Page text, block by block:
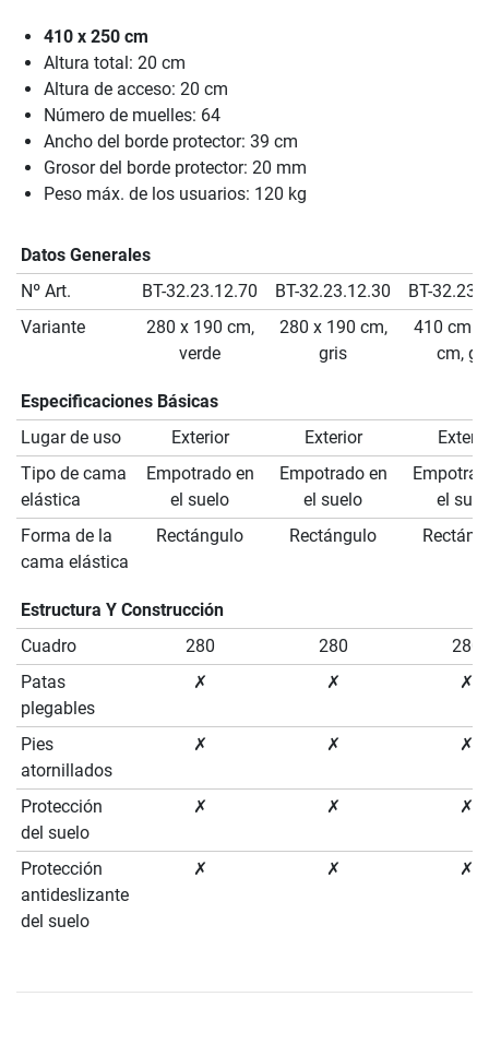
410 x 250 cm
Altura total: 20 cm
Altura de acceso: 20 cm
Número de muelles: 64
Ancho del borde protector: 39 cm
Grosor del borde protector: 20 mm
Peso máx. de los usuarios: 120 kg
Datos Generales
Nº Art.
BT-32.23.12.70 BT-32.23.12.30
BT-
Variante
280 x 190 cm,
verde
280 x 190 cm,
gris
410 cm x
cm,
Especificaciones Básicas
Lugar de uso
Exterior Exterior
Tipo de cama
elástica
Empotrado en
el suelo
Empotrado en
el suelo
el
Forma de la
cama elástica
Rectángulo Rectángulo
Estructura Y Construcción
Cuadro
280 280
280
Patas
plegables
✗ ✗ ✗
Pies
atornillados
✗ ✗ ✗
Protección
del suelo
✗ ✗ ✗
Protección
antideslizante
del suelo
✗ ✗ ✗